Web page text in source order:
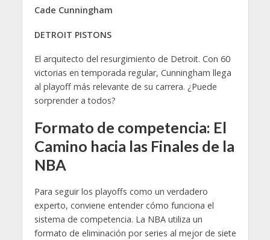
Cade Cunningham
DETROIT PISTONS
El arquitecto del resurgimiento de Detroit. Con 60
victorias en temporada regular, Cunningham llega
al playoff más relevante de su carrera. ¿Puede
sorprender a todos?
Formato de competencia: El
Camino hacia las Finales de la
NBA
Para seguir los playoffs como un verdadero
experto, conviene entender cómo funciona el
sistema de competencia. La NBA utiliza un
formato de eliminación por series al mejor de siete